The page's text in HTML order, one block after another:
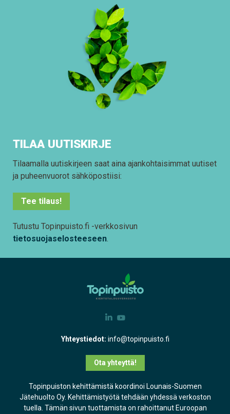
TILAA UUTISKIRJE
Tilaamalla uutiskirjeen saat aina ajankohtaisimmat uutiset
ja puheenvuorot sähköpostiisi:
Tee tilaus!
Tutustu Topinpuisto.fi -verkkosivun
tietosuojaselosteeseen.
Yhteystiedot: info@topinpuisto.fi
Ota yhteyttä!
Topinpuiston kehittämistä koordinoi Lounais-Suomen
Jätehuolto Oy. Kehittämistyötä tehdään yhdessä verkoston
tuella. Tämän sivun tuottamista on rahoittanut Euroopan